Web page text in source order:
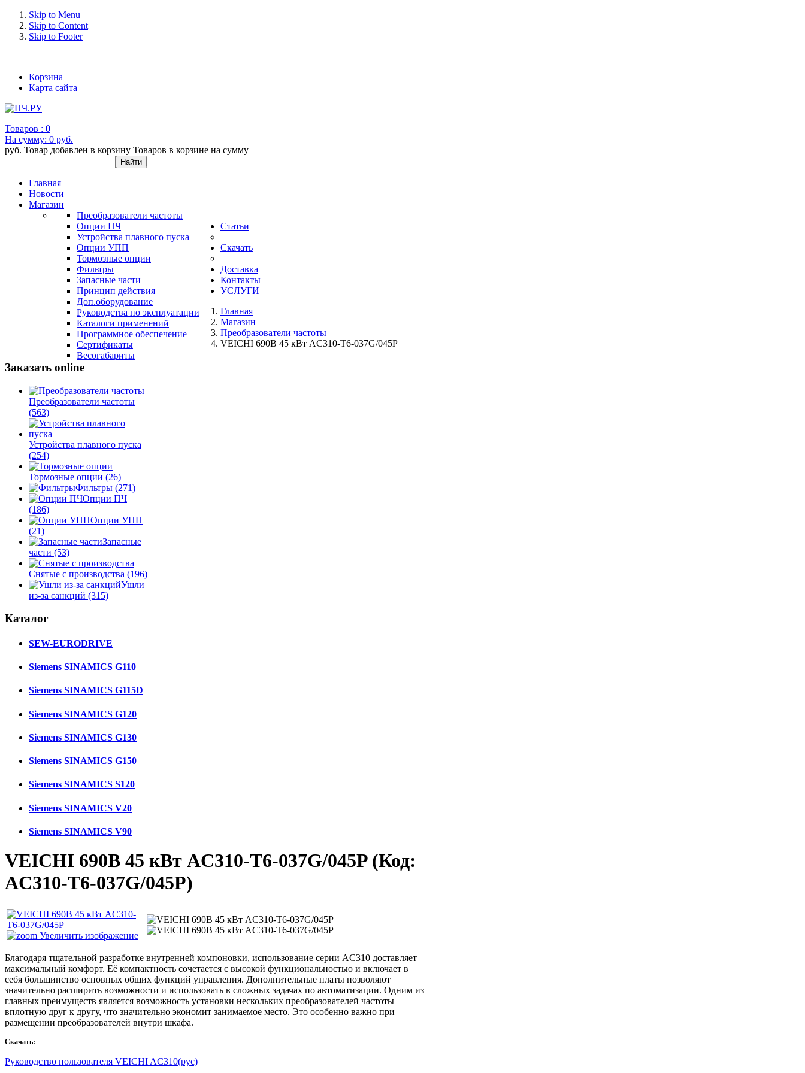
Skip to Menu
Skip to Content
Skip to Footer
Корзина
Карта сайта
Товаров : 0
На сумму: 0 руб.
руб. Товар добавлен в корзину Товаров в корзине на сумму
Главная
Новости
Магазин
Преобразователи частоты
Опции ПЧ
Устройства плавного пуска
Опции УПП
Тормозные опции
Фильтры
Запасные части
Статьи
Принцип действия
Доп.оборудование
Скачать
Руководства по эксплуатации
Каталоги применений
Программное обеспечение
Сертификаты
Весогабариты
Доставка
Контакты
УСЛУГИ
Главная
Магазин
Преобразователи частоты
VEICHI 690В 45 кВт AC310-T6-037G/045P
Заказать online
Преобразователи частоты
(563)
Устройства плавного пуска
(254)
Тормозные опции (26)
Фильтры (271)
Опции ПЧ
(186)
Опции УПП
(21)
Запасные
части (53)
Снятые с производства (196)
Ушли
из-за санкций (315)
Каталог
SEW-EURODRIVE
Siemens SINAMICS G110
Siemens SINAMICS G115D
Siemens SINAMICS G120
Siemens SINAMICS G130
Siemens SINAMICS G150
Siemens SINAMICS S120
Siemens SINAMICS V20
Siemens SINAMICS V90
VEICHI 690В 45 кВт AC310-T6-037G/045P (Код:
AC310-T6-037G/045P)
Увеличить изображение
Благодаря тщательной разработке внутренней компоновки, использование серии AC310 доставляет
максимальный комфорт. Её компактность сочетается с высокой функциональностью и включает в
себя большинство основных общих функций управления. Дополнительные платы позволяют
значительно расширить возможности и использовать в сложных задачах по автоматизации. Одним из
главных преимуществ является возможность установки нескольких преобразователей частоты
вплотную друг к другу, что значительно экономит занимаемое место. Это особенно важно при
размещении преобразователей внутри шкафа.
Скачать:
Руководство пользователя VEICHI AC310(рус)